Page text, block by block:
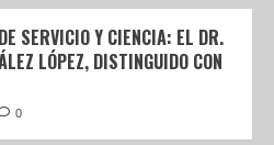
SERVICIO Y CIENCIA: EL DR.
LÓPEZ, DISTINGUIDO CON
0